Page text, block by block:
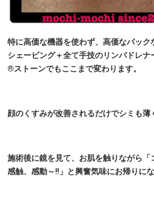
特に高価な機器を使わず、高価なパック
シェービング＋全て手技のリンパドレナ
®ストーンでもここまで変わります。
顔のくすみが改善されるだけでシミも薄
施術後に鏡を見て、お肌を触りながら「
感触、感動～!!」と興奮気味にお帰りにな